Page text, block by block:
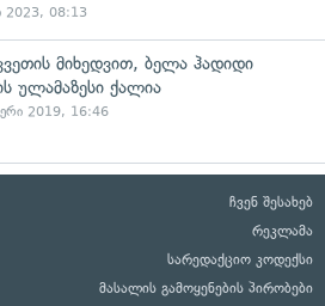
2023, 08:13
მიხედვით, ბელა ჰადიდი
ულამაზესი ქალია
2019, 16:46
ჩვენ შესახებ
რეკლამა
სარედაქციო კოდექსი
მასალის გამოყენების პირობები